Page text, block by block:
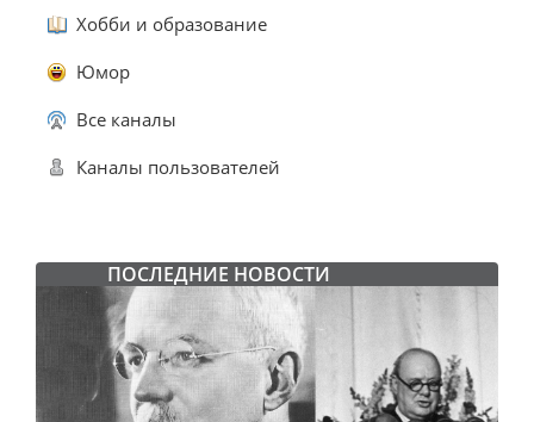
Хобби и образование
Юмор
Все каналы
Каналы пользователей
ПОСЛЕДНИЕ НОВОСТИ